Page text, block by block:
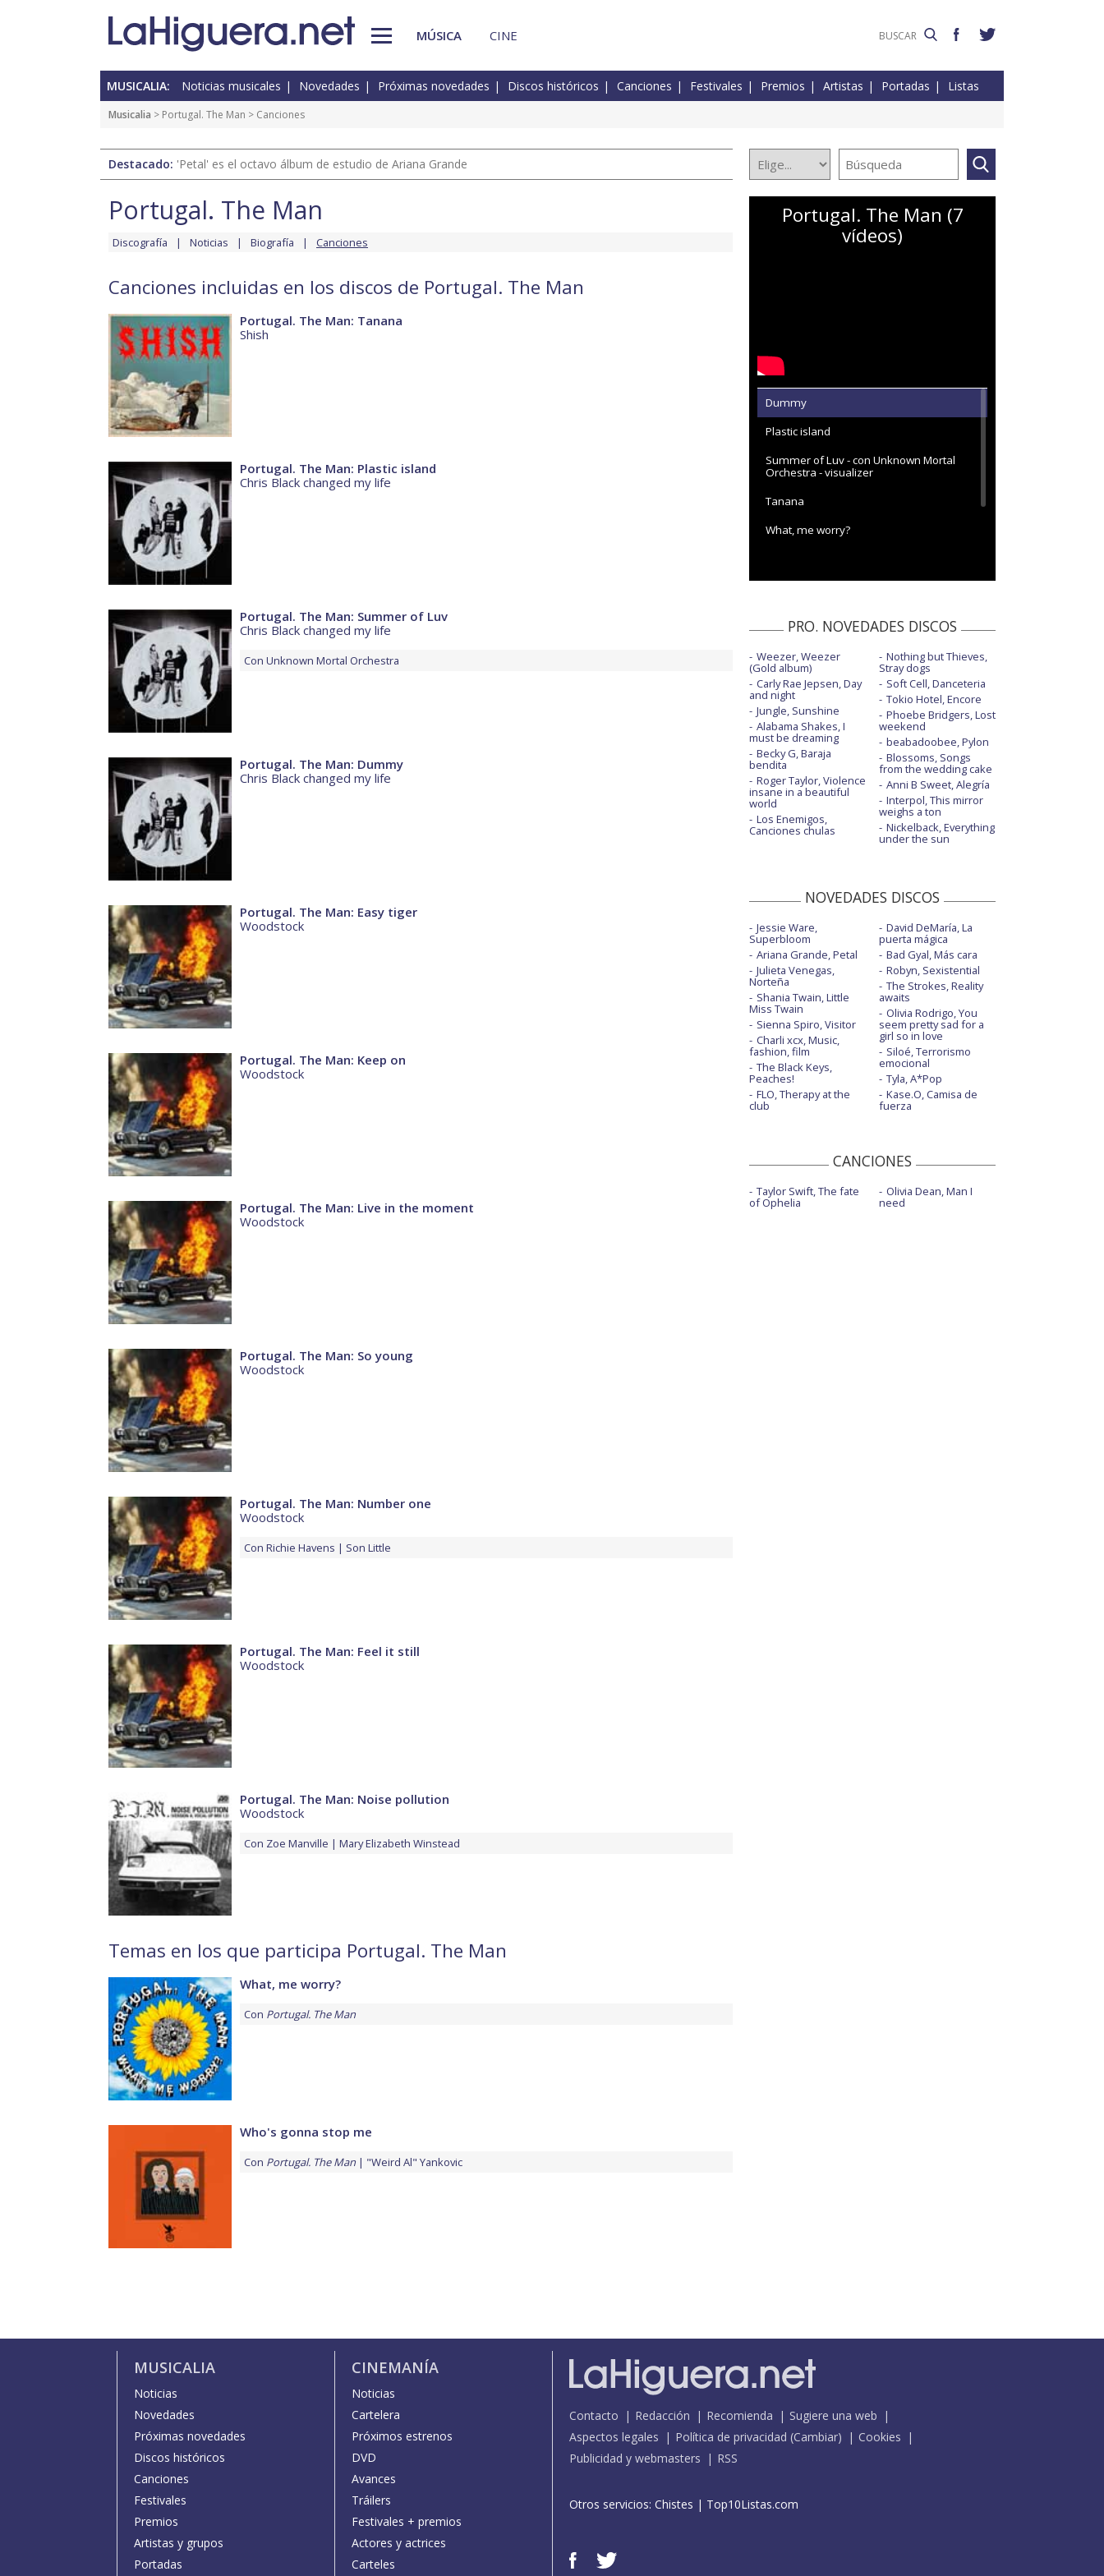
MÚSICA CINE
MUSICALIA: Noticias musicales Novedades Próximas novedades Discos históricos Canciones Festivales Premios Artistas Portadas Listas
Musicalia > Portugal. The Man > Canciones
Destacado: 'Petal' es el octavo álbum de estudio de Ariana Grande
Portugal. The Man
Discografía Noticias Biografía Canciones
Canciones incluidas en los discos de Portugal. The Man
Portugal. The Man: Tanana
Shish
Portugal. The Man: Plastic island
Chris Black changed my life
Portugal. The Man: Summer of Luv
Chris Black changed my life
Con Unknown Mortal Orchestra
Portugal. The Man: Dummy
Chris Black changed my life
Portugal. The Man: Easy tiger
Woodstock
Portugal. The Man: Keep on
Woodstock
Portugal. The Man: Live in the moment
Woodstock
Portugal. The Man: So young
Woodstock
Portugal. The Man: Number one
Woodstock
Con Richie Havens Son Little
Portugal. The Man: Feel it still
Woodstock
Portugal. The Man: Noise pollution
Woodstock
Con Zoe Manville Mary Elizabeth Winstead
Temas en los que participa Portugal. The Man
What, me worry?
Con Portugal. The Man
Who's gonna stop me
Con Portugal. The Man "Weird Al" Yankovic
Portugal. The Man (7
vídeos)
Dummy
Plastic island
Summer of Luv - con Unknown Mortal
Orchestra - visualizer
Tanana
What, me worry?
PRO. NOVEDADES DISCOS
Weezer, Weezer
(Gold album)
Carly Rae Jepsen, Day
and night
Jungle, Sunshine
Alabama Shakes, I
must be dreaming
Becky G, Baraja
bendita
Roger Taylor, Violence
insane in a beautiful
world
Los Enemigos,
Canciones chulas
Nothing but Thieves,
Stray dogs
Soft Cell, Danceteria
Tokio Hotel, Encore
Phoebe Bridgers, Lost
weekend
beabadoobee, Pylon
Blossoms, Songs
from the wedding cake
Anni B Sweet, Alegría
Interpol, This mirror
weighs a ton
Nickelback, Everything
under the sun
NOVEDADES DISCOS
Jessie Ware,
Superbloom
Ariana Grande, Petal
Julieta Venegas,
Norteña
Shania Twain, Little
Miss Twain
Sienna Spiro, Visitor
Charli xcx, Music,
fashion, film
The Black Keys,
Peaches!
FLO, Therapy at the
club
David DeMaría, La
puerta mágica
Bad Gyal, Más cara
Robyn, Sexistential
The Strokes, Reality
awaits
Olivia Rodrigo, You
seem pretty sad for a
girl so in love
Siloé, Terrorismo
emocional
Tyla, A*Pop
Kase.O, Camisa de
fuerza
CANCIONES
Taylor Swift, The fate
of Ophelia
Olivia Dean, Man I
need
MUSICALIA
Noticias
Novedades
Próximas novedades
Discos históricos
Canciones
Festivales
Premios
Artistas y grupos
Portadas
CINEMANÍA
Noticias
Cartelera
Próximos estrenos
DVD
Avances
Tráilers
Festivales + premios
Actores y actrices
Carteles
Contacto Redacción Recomienda
Sugiere una web
Aspectos legales
Política de privacidad (Cambiar)
Cookies
Publicidad y webmasters
RSS
Otros servicios: Chistes | Top10Listas.com